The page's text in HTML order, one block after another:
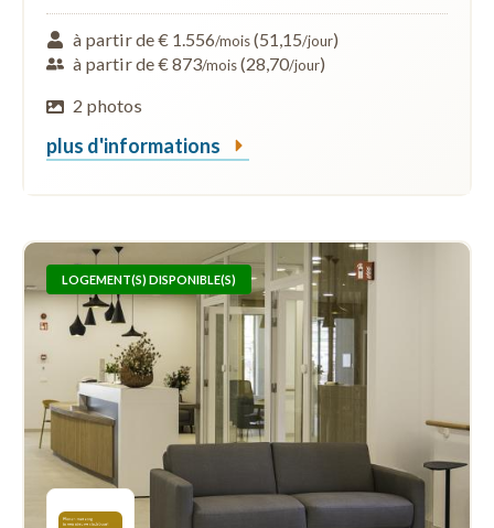
à partir de € 1.556/mois(51,15/jour)
à partir de € 873/mois(28,70/jour)
2 photos
plus d'informations
LOGEMENT(S) DISPONIBLE(S)